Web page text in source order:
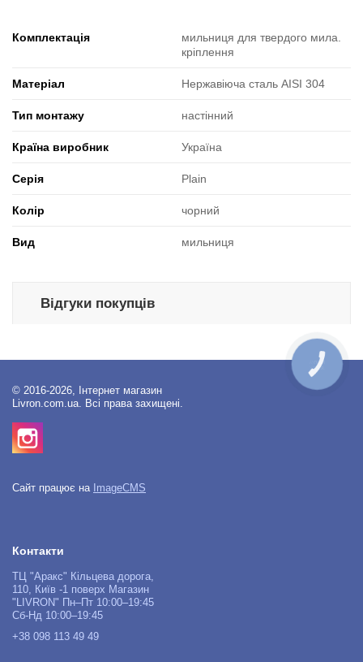
Комплектація
мильниця для твердого мила.
кріплення
Матеріал Нержавіюча сталь AISI 304
Тип монтажу настінний
Країна виробник Україна
Серія Plain
Колір чорний
Вид мильниця
Відгуки покупців
© 2016-2026, Інтернет магазин
Livron.com.ua. Всі права захищені.
Сайт працює на ImageCMS
Контакти
ТЦ "Аракс" Кільцева дорога,
110, Київ -1 поверх Магазин
"LIVRON" Пн–Пт 10:00–19:45
Сб-Нд 10:00–19:45
+38 098 113 49 49
КНОПКА
ЗВ'ЯЗКУ